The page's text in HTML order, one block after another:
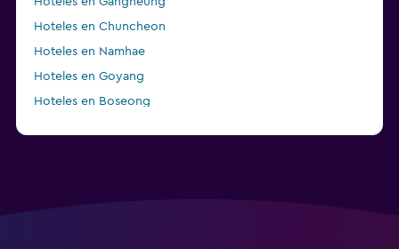
Hoteles en Chuncheon
Hoteles en Namhae
Hoteles en Goyang
Hoteles en Boseong